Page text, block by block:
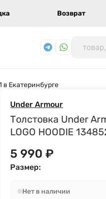
Возврат
в Екатеринбурге
Under Armour
Толстовка Under
LOGO HOODIE
5 990₽
Размер:
Нет в наличии